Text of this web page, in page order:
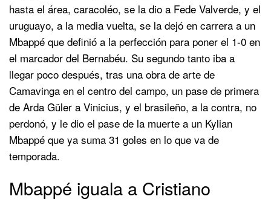
hasta el área, caracoléo, se la dio a Fede Valverde, y el
uruguayo, a la media vuelta, se la dejó en carrera a un
Mbappé que definió a la perfección para poner el 1-0 en
el marcador del Bernabéu. Su segundo tanto iba a
llegar poco después, tras una obra de arte de
Camavinga en el centro del campo, un pase de primera
de Arda Güler a Vinicius, y el brasileño, a la contra, no
perdonó, y le dio el pase de la muerte a un Kylian
Mbappé que ya suma 31 goles en lo que va de
temporada.
Mbappé iguala a Cristiano